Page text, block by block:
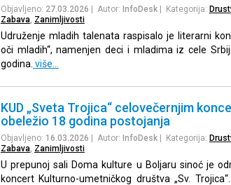
Objavljeno: 27.03.2026 | Autor: InfoDesk| Kategorija:
Zabava, Zanimljivosti
Udruženje mladih talenata raspisalo je literarni
oči mladih“, namenjen deci i mladima iz cele
godina. više…
KUD „Sveta Trojica“ celovečernjim
obeležio 18 godina postojanja
Objavljeno: 16.03.2026 | Autor: InfoDesk| Kategorija:
Zabava, Zanimljivosti
U prepunoj sali Doma kulture u Boljaru sinoć je
koncert Kulturno-umetničkog društva „Sv.